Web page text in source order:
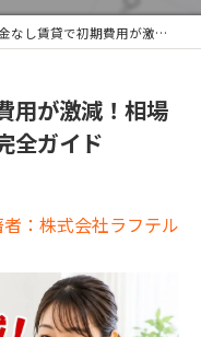
初期費用が激減！相場比較や節約テクも満載の完全ガイド
用が激減！相場
全ガイド
者：株式会社ラフテル